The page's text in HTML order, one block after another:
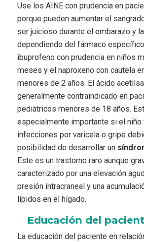
Use los AINE con prudencia en
porque pueden aumentar el
ser juicioso durante el embarazo y
dependiendo del fármaco
ibuprofeno con prudencia en niños
meses y el naproxeno con cautela
menores de 2 años. El ácido
generalmente contraindicado en
pediátricos menores de 18 años.
especialmente importante si el niño
infecciones por varicela o gripe
posibilidad de desarrollar un
Este es un trastorno raro aunque
caracterizado por una elevación
presión intracraneal y una
lípidos en el hígado.
Educación del
La educación del paciente en